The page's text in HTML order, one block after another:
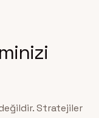
Stratejiler